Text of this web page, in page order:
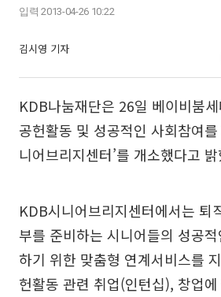
입력 2013-04-26 10:22
김시영 기자
KDB나눔재단은 26일 베이비붐
공헌활동 및 성공적인 사회참여
니어브리지센터’를 개소했다고
KDB시니어브리지센터에서는 퇴
부를 준비하는 시니어들의 성공
하기 위한 맞춤형 연계서비스를
헌활동 관련 취업(인턴십), 창업